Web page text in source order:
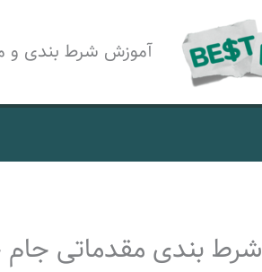
آموزش شرط بندی و
شرط بندی مقدماتی جام جهانی 2026 +